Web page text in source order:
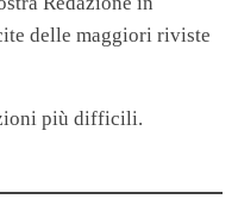
delle maggiori riviste
più difficili.